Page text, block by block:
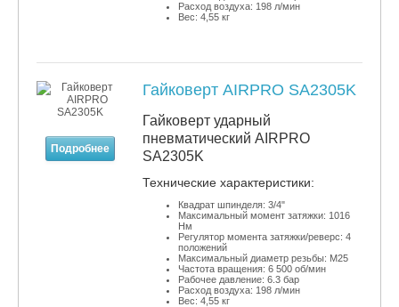
Расход воздуха: 198 л/мин
Вес: 4,55 кг
Подробнее
Гайковерт AIRPRO SA2305K
Гайковерт ударный
пневматический AIRPRO
SA2305K
​Технические характеристики:
Квадрат шпинделя: 3/4"
Максимальный момент затяжки: 1016
Нм
Регулятор момента затяжки/реверс: 4
положений
Максимальный диаметр резьбы: М25
Частота вращения: 6 500 об/мин
Рабочее давление: 6.3 бар
Расход воздуха: 198 л/мин
Вес: 4,55 кг